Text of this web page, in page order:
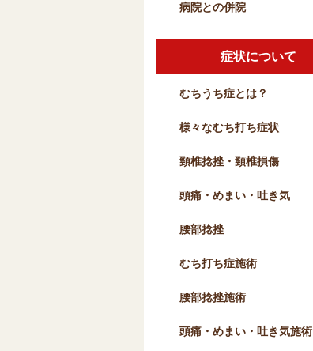
病院との併院
症状について
むちうち症とは？
様々なむち打ち症状
頸椎捻挫・頸椎損傷
頭痛・めまい・吐き気
腰部捻挫
むち打ち症施術
腰部捻挫施術
頭痛・めまい・吐き気施術